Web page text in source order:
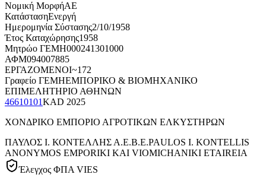
Νομική ΜορφήΑΕ
ΚατάστασηΕνεργή
Ημερομηνία Σύστασης2/10/1958
Έτος Καταχώρησης1958
Μητρώο ΓΕΜΗ000241301000
ΑΦΜ094007885
ΕΡΓΑΖΟΜΕΝΟΙ~172
Γραφείο ΓΕΜΗΕΜΠΟΡΙΚΟ & ΒΙΟΜΗΧΑΝΙΚΟ
ΕΠΙΜΕΛΗΤΗΡΙΟ ΑΘΗΝΩΝ
46610101KAD 2025
ΧΟΝΔΡΙΚΟ ΕΜΠΟΡΙΟ ΑΓΡΟΤΙΚΩΝ ΕΛΚΥΣΤΗΡΩΝ
ΠΑΥΛΟΣ Ι. ΚΟΝΤΕΛΛΗΣ Α.Ε.Β.Ε.PAULOS I. KONTELLIS
ANONYMOS EMPORIKI KAI VIOMICHANIKI ETAIREIA
Έλεγχος ΦΠΑ VIES